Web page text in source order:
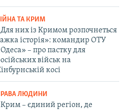
ТА КРИМ
них із Кримом розпочнеться
історія»: командир ОТУ
– про пастку для
військ на
косі
ЛЮДИНИ
– єдиний регіон, де